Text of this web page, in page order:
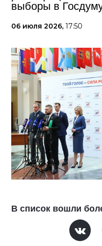
выборы в
06 июля 2026, 17:50
В список вошли